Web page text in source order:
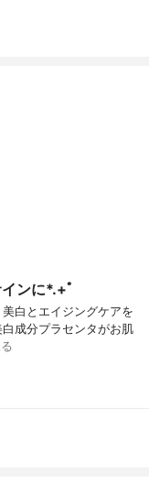
ンに*.+ﾟ
白とエイジングケアを
成分プラセンタがお肌